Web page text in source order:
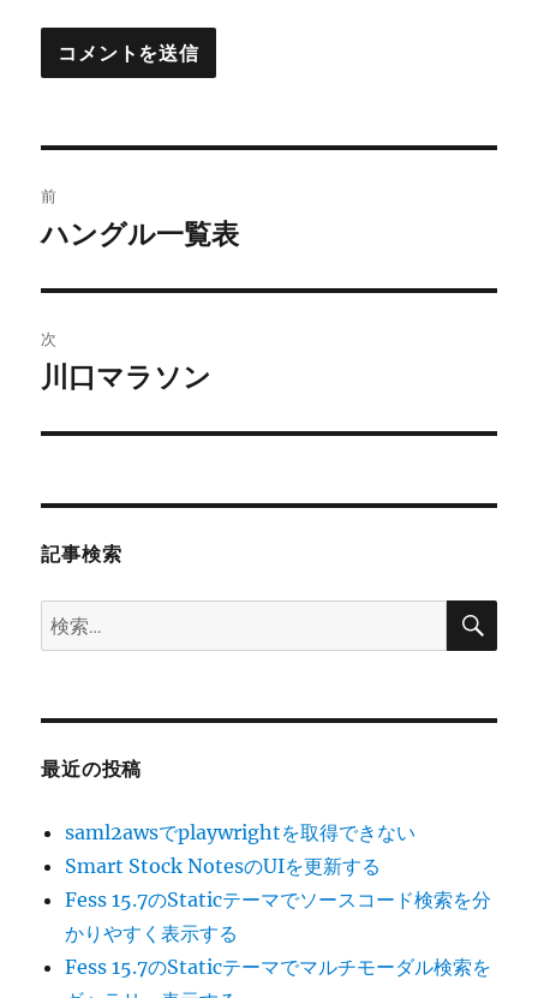
稿
ビ
ゲ
ー
前
前
投
稿:
ハングル一覧表
次
投
川口マラソン
記事検索
検
索:
検
最近の投稿
saml2awsでplaywrightを取得できない
Smart Stock NotesのUIを更新する
Fess 15.7のStaticテーマでソースコード検索を分
かりやすく表示する
Fess 15.7のStaticテーマでマルチモーダル検索を